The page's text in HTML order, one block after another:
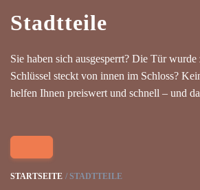
Stadtteile
Sie haben sich ausgesperrt? Die Tür
Schlüssel steckt von innen im Schloss?
helfen Ihnen preiswert und schnell – und
STARTSEITE STADTTEILE